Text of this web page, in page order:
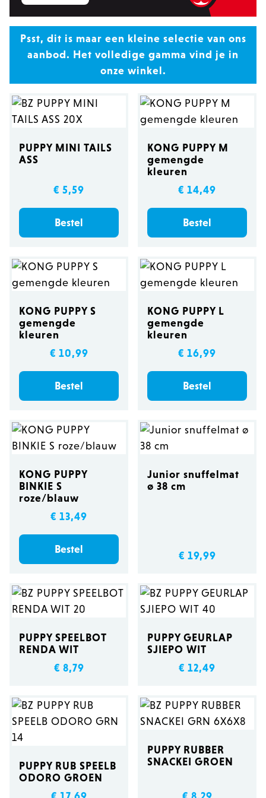
kan je je puppy ook plezieren met een
speeltje, denkspelletjes of andere
interactieve speeltjes. Kom eens langs in
Psst, dit is maar een kleine selectie van ons
aanbod. Het volledige gamma vind je in
onze winkel.
PUPPY MINI TAILS
ASS
€ 5,59
Bestel
KONG PUPPY M
gemengde
kleuren
€ 14,49
Bestel
KONG PUPPY S
gemengde
kleuren
€ 10,99
Bestel
KONG PUPPY L
gemengde
kleuren
€ 16,99
Bestel
KONG PUPPY
BINKIE S
roze/blauw
€ 13,49
Bestel
Junior snuffelmat
ø 38 cm
€ 19,99
PUPPY SPEELBOT
RENDA WIT
€ 8,79
PUPPY GEURLAP
SJIEPO WIT
€ 12,49
PUPPY RUB SPEELB
ODORO GROEN
PUPPY RUBBER
SNACKEI GROEN